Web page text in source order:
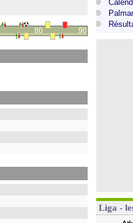
80 90
Liga -